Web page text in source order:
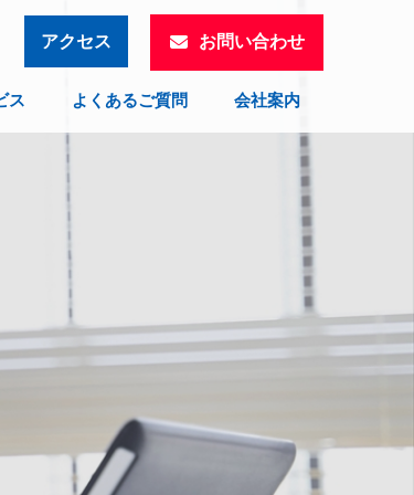
アクセス お問い合わせ
ス よくあるご質問 会社案内